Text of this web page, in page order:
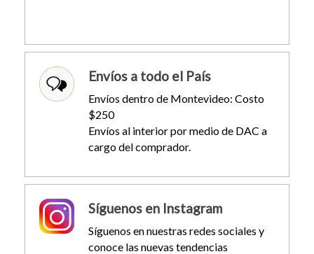
Envíos a todo el País
Envíos dentro de Montevideo: Costo
$250
Envíos al interior por medio de DAC a
cargo del comprador.
Síguenos en Instagram
Síguenos en nuestras redes sociales y
conoce las nuevas tendencias